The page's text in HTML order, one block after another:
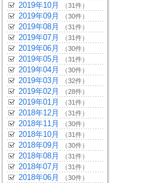
2019年10月 （31件）
2019年09月 （30件）
2019年08月 （31件）
2019年07月 （31件）
2019年06月 （30件）
2019年05月 （31件）
2019年04月 （30件）
2019年03月 （32件）
2019年02月 （28件）
2019年01月 （31件）
2018年12月 （31件）
2018年11月 （30件）
2018年10月 （31件）
2018年09月 （30件）
2018年08月 （31件）
2018年07月 （31件）
2018年06月 （30件）